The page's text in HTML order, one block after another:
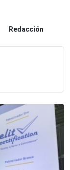
Redacción